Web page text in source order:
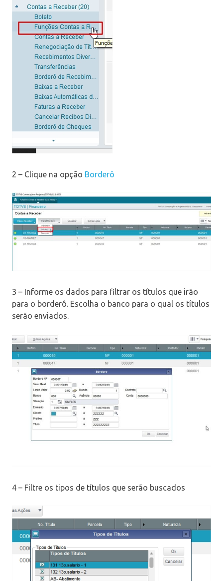
2 – Clique na opção Borderô
3 – Informe os dados para filtrar os títulos que irão
para o borderô. Escolha o banco para o qual os títulos
serão enviados.
4 – Filtre os tipos de títulos que serão buscados